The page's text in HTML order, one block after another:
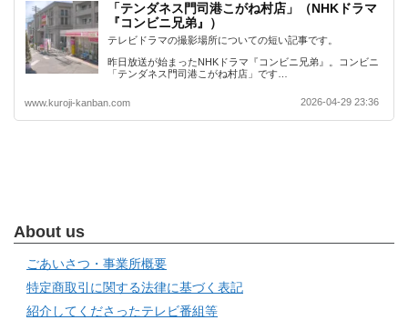
「テンダネス門司港こがね村店」（NHKドラマ
『コンビニ兄弟』）
テレビドラマの撮影場所についての短い記事です。
昨日放送が始まったNHKドラマ『コンビニ兄弟』。コンビニ
「テンダネス門司港こがね村店」です…
www.kuroji-kanban.com 2026-04-29 23:36
About us
ごあいさつ・事業所概要
特定商取引に関する法律に基づく表記
紹介してくださったテレビ番組等